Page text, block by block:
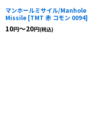
マンホールミサイル/Manhole
Missile [TMT 赤 コモン 0094]
10円～20円(税込)